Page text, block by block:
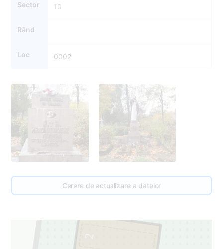
Sector 10
Rând
Loc 0002
Cerere de actualizare a datelor
2